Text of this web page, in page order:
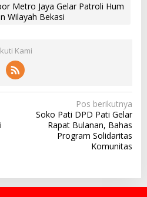
Metro Jaya Gelar Patroli Hum
Wilayah Bekasi
Kami
Pos berikutnya
Soko Pati DPD Pati Gelar
Rapat Bulanan, Bahas
Program Solidaritas
Komunitas